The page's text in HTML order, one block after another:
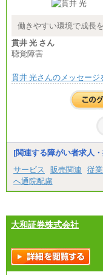
総合職
※詳細は
総合職
整給
※詳細は
■(株
総合職
みなし
残業手当
間に応
■（株）
訪日事
給
※詳細は
働きやすい環境で成長
貫井 光 さん
聴覚障害
貫井 光さんのメッセージ
[関連する障がい者求人
サービス
販売関連 従
へ通院配慮
大和証券株式会社